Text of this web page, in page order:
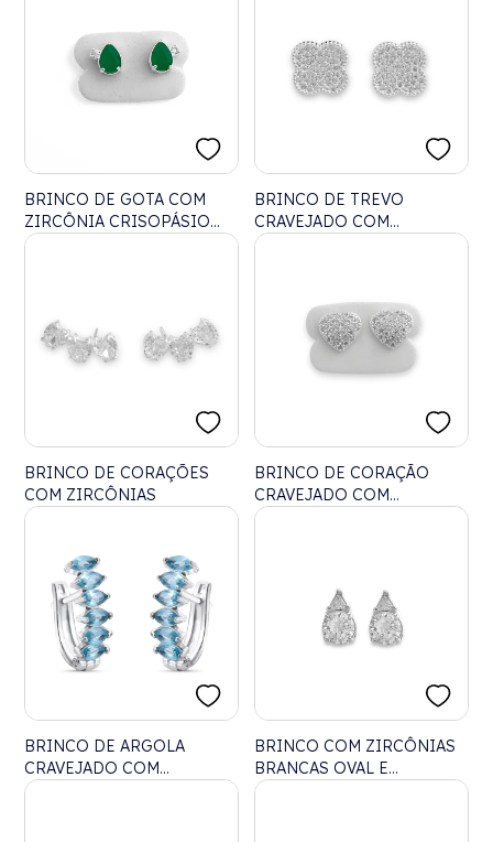
BRINCO DE GOTA COM
ZIRCÔNIA CRISOPÁSIO
FOSCA E CRISTAL
BRINCO DE TREVO
CRAVEJADO COM
ZIRCÔNIAS
BRINCO DE CORAÇÕES
COM ZIRCÔNIAS
BRINCO DE CORAÇÃO
CRAVEJADO COM
ZIRCÔNIA
BRINCO DE ARGOLA
CRAVEJADO COM
ZIRCÔNIAS NAVETE ÁGUA
BRINCO COM ZIRCÔNIAS
BRANCAS OVAL E
TRIANGULAR